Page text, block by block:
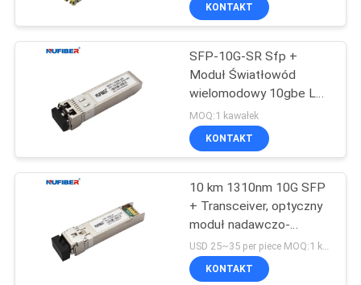
KONTAKT
SFP-10G-SR Sfp +
Moduł Światłowód
wielomodowy 10gbe Lc
300m 850nm
MOQ:1 kawałek
KONTAKT
10 km 1310nm 10G SFP
+ Transceiver, optyczny
moduł nadawczo-
odbiorczy LC DDM
USD 25~35 per piece MOQ:1 kawałek
KONTAKT